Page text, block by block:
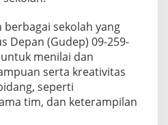
sekolah yang
Depan (Gudep) 09-259-
menilai dan
serta kreativitas
seperti
tim, dan keterampilan